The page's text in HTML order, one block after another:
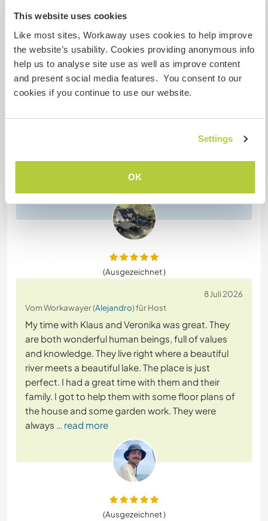
This website uses cookies
Like most sites, Workaway uses cookies to help improve
the website’s usability. Cookies providing anonymous info
help us to analyse site use as well as improve content
and present social media features. You consent to our
cookies if you continue to use our website.
Settings
OK
Feedback (9)
Wir haben die Zeit mit Alejandro sehr genossen. Er
(Ausgezeichnet )
8 Juli 2026
Vom Workawayer (Alejandro) für Host
My time with Klaus and Veronika was great. They
are both wonderful human beings, full of values
and knowledge. They live right where a beautiful
river meets a beautiful lake. The place is just
perfect. I had a great time with them and their
family. I got to help them with some floor plans of
the house and some garden work. They were
always … read more
(Ausgezeichnet )